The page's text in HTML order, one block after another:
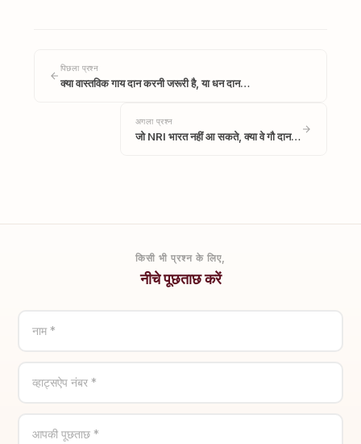
पिछला प्रश्न
क्या वास्तविक गाय दान करनी जरूरी है, या धन दान…
अगला प्रश्न
जो NRI भारत नहीं आ सकते, क्या वे गौ दान…
किसी भी प्रश्न के लिए,
नीचे पूछताछ करें
नाम *
व्हाट्सऐप नंबर *
आपकी पूछताछ *